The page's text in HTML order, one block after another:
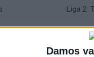
Damos
Liga 2: